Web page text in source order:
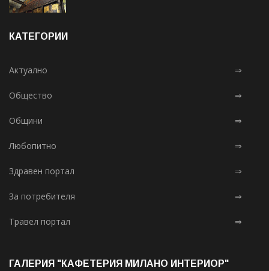
КАТЕГОРИИ
Актуално ⇒
Общество ⇒
Общини ⇒
Любопитно ⇒
Здравен портал ⇒
За потребителя ⇒
Травел портал ⇒
ГАЛЕРИЯ "КАФЕТЕРИЯ МИЛАНО ИНТЕРИОР"